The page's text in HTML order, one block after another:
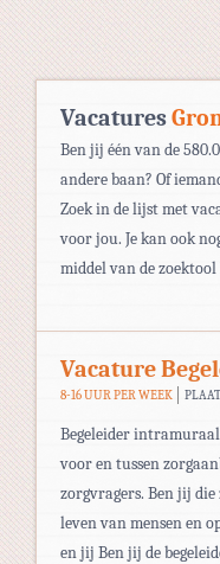
Vacatures
Ben jij één van de
andere baan? Of
Zoek in de lijst met
voor jou. Je kan ook
middel van de
Vacature
8-16 UUR PER WEEK
Begeleider
voor en tussen
zorgvragers. Ben jij
leven van mensen en
en jij Ben jij de